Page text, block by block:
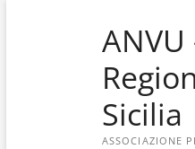
ANVU
Sicilia
ASSOCIAZIONE